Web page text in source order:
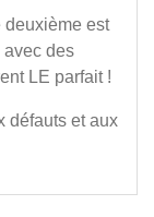
deuxième est
avec des
LE parfait !
défauts et aux